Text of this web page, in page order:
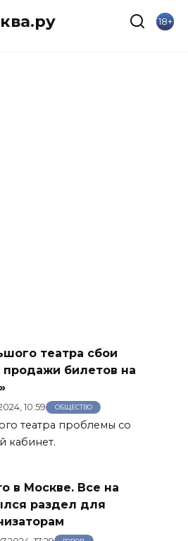
18+
театра сбои
продажи билетов на
10:59 ОБЩЕСТВО
театра проблемы со
кабинет.
в Москве. Все на
раздел для